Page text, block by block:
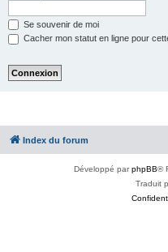
Se souvenir de moi
Cacher mon statut en ligne pour
Index du forum
Développé parphpBB®
Traduit